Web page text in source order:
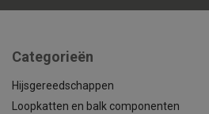
Categorieën
Hijsgereedschappen
Loopkatten en balk componenten